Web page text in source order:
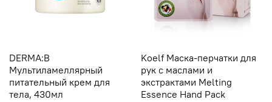
DERMA:B
Мультиламеллярный
питательный крем для
тела, 430мл
Koelf Маска-перчатки для
рук с маслами и
экстрактами Melting
Essence Hand Pack